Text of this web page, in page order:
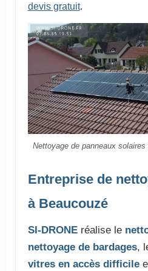
devis gratuit.
Nettoyage de panneaux solaires
Entreprise de
à Beaucouzé
SI-DRONEréalise le
nettoyage de bardages,
vitres en accès difficile